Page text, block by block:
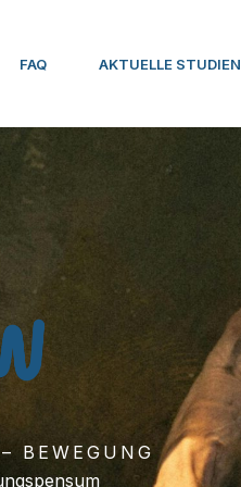
FAQ AKTUELLE STUDIEN
BEWEGUNG